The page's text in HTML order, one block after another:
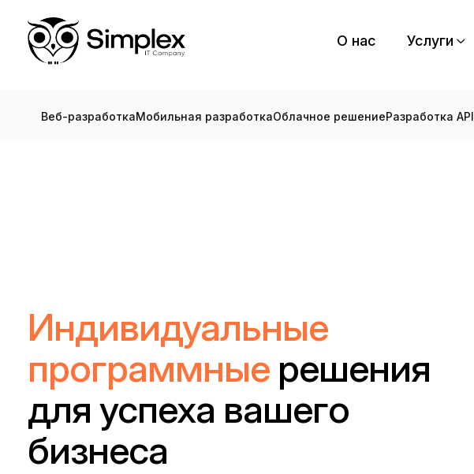
О нас Услуги
Веб-разработкаМобильная разработкаОблачное решениеРазработка API
Индивидуальные
программные решения
для успеха вашего
бизнеса